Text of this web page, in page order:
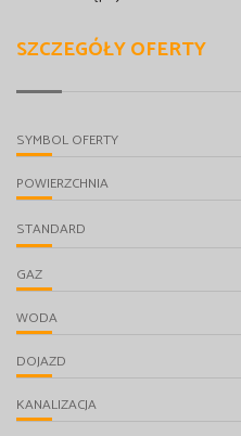
SZCZEGÓŁY OFERTY
SYMBOL OFERTY
POWIERZCHNIA
STANDARD
GAZ
WODA
DOJAZD
KANALIZACJA